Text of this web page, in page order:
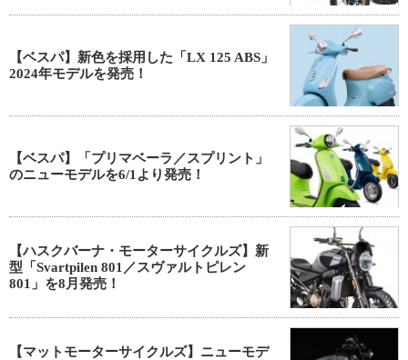
【ベスパ】新色を採用した「LX 125 ABS」
2024年モデルを発売！
【ベスパ】「プリマベーラ／スプリント」
のニューモデルを6/1より発売！
【ハスクバーナ・モーターサイクルズ】新
型「Svartpilen 801／スヴァルトピレン
801」を8月発売！
【マットモーターサイクルズ】ニューモデ